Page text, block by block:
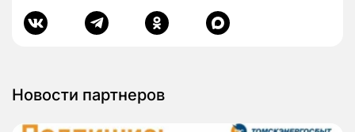
Новости партнеров